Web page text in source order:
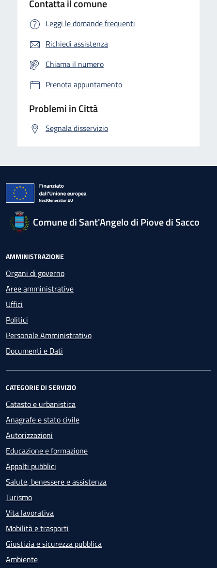
Contatta il comune
Leggi le domande frequenti
Richiedi assistenza
Chiama il numero
Prenota appuntamento
Problemi in Città
Segnala disservizio
Comune di Sant'Angelo di Piove di Sacco
AMMINISTRAZIONE
Organi di governo
Aree amministrative
Uffici
Politici
Personale Amministrativo
Documenti e Dati
CATEGORIE DI SERVIZIO
Catasto e urbanistica
Anagrafe e stato civile
Autorizzazioni
Educazione e formazione
Appalti pubblici
Salute, benessere e assistenza
Turismo
Vita lavorativa
Mobilità e trasporti
Giustizia e sicurezza pubblica
Ambiente